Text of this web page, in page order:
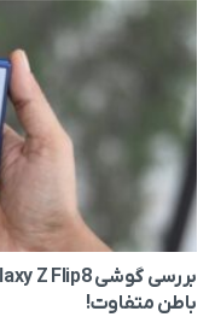
باطن متفاوت!